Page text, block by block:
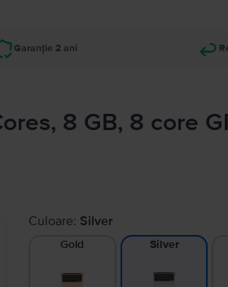
Garanție 2 ani
8 GB, 8 core
Culoare: Silver
Gold Silver